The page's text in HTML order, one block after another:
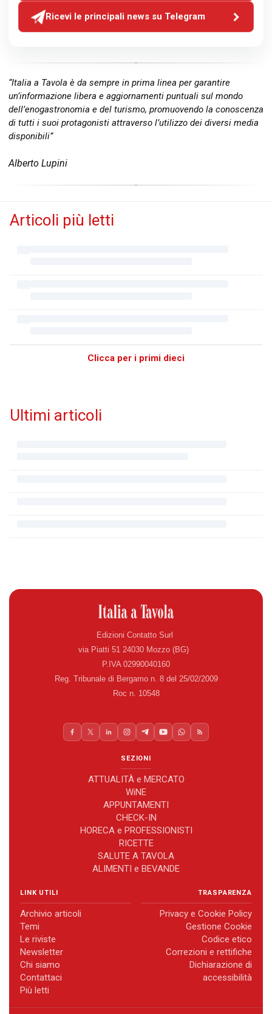
Ricevi le principali news su Telegram
“Italia a Tavola è da sempre in prima linea per garantire
un’informazione libera e aggiornamenti puntuali sul mondo
dell’enogastronomia e del turismo, promuovendo la conoscenza
di tutti i suoi protagonisti attraverso l’utilizzo dei diversi media
disponibili”
Alberto Lupini
Articoli più letti
Clicca per i primi dieci
Ultimi articoli
Edizioni Contatto Surl
via Piatti 51 24030 Mozzo (BG)
P.IVA 02990040160
Reg. Tribunale di Bergamo n. 8 del 25/02/2009
Roc n. 10548
SEZIONI
ATTUALITÀ e MERCATO
WiNE
APPUNTAMENTI
CHECK-IN
HORECA e PROFESSIONISTI
RICETTE
SALUTE A TAVOLA
ALIMENTI e BEVANDE
LINK UTILI
Archivio articoli
Temi
Le riviste
Newsletter
Chi siamo
Contattaci
Più letti
TRASPARENZA
Privacy e Cookie Policy
Gestione Cookie
Codice etico
Correzioni e rettifiche
Dichiarazione di
accessibilità